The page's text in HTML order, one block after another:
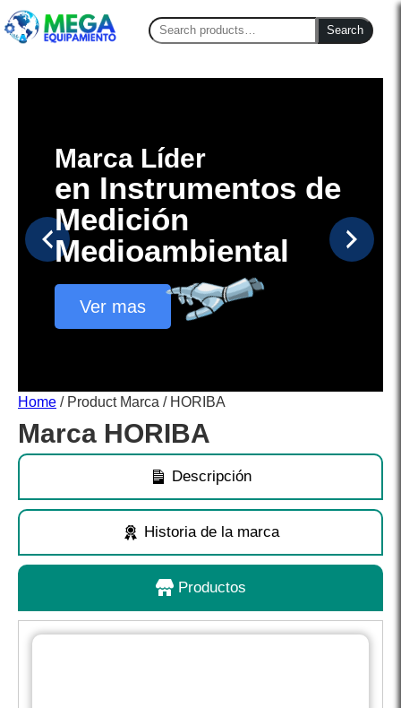
Search
for:
Search
Marca Líder
en Instrumentos de
Medición
Medioambiental
Ver mas
Home / Product Marca / HORIBA
Marca HORIBA
Descripción
Historia de la marca
Productos